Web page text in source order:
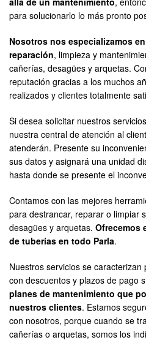
para solucionarlo lo más pronto
Nosotros nos especializamos
reparación, limpieza y
cañerías, desagües y arquetas.
reputación gracias a los muchos
realizados y clientes totalmente
Si desea solicitar nuestros
nuestra central de atención al
atenderán. Presente su
sus datos y asignará una unidad
hasta donde se presente el
Contamos con las mejores
para destrancar, reparar o limpiar
desagües y arquetas. Ofrecemos
de tuberías en todo Parla.
Nuestros servicios se
con descuentos y plazos de pago
planes de mantenimiento que
nuestros clientes. Estamos
con nosotros, porque cuando se
cañerías o arquetas, somos los